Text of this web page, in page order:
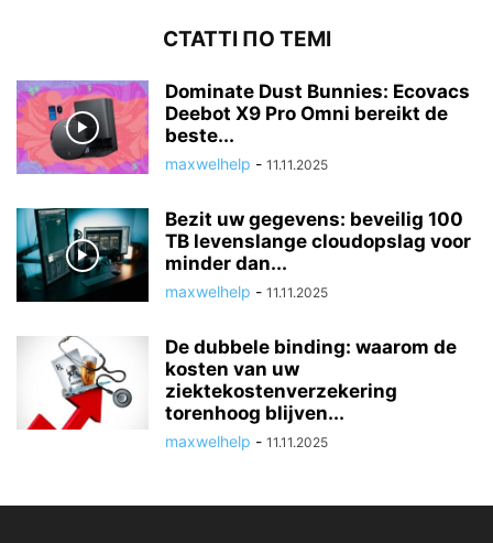
СТАТТІ ПО ТЕМІ
Dominate Dust Bunnies: Ecovacs
Deebot X9 Pro Omni bereikt de
beste...
maxwelhelp - 11.11.2025
Bezit uw gegevens: beveilig 100
TB levenslange cloudopslag voor
minder dan...
maxwelhelp - 11.11.2025
De dubbele binding: waarom de
kosten van uw
ziektekostenverzekering
torenhoog blijven...
maxwelhelp - 11.11.2025